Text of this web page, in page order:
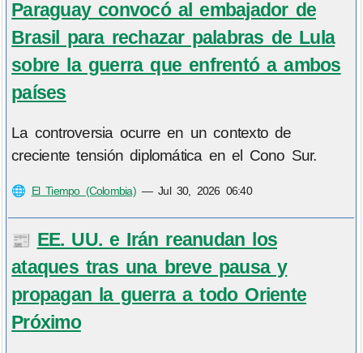
Paraguay convocó al embajador de
Brasil para rechazar palabras de Lula
sobre la guerra que enfrentó a ambos
países
La controversia ocurre en un contexto de
creciente tensión diplomática en el Cono Sur.
🌐 El Tiempo (Colombia)—Jul 30, 2026 06:40
📰 EE. UU. e Irán reanudan los
ataques tras una breve pausa y
propagan la guerra a todo Oriente
Próximo